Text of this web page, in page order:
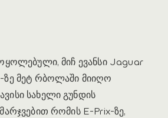
მიჩ ევანსი Jaguar
ზე მეტ რბოლაში მიიღო
სახელი გუნდის
რომის E-Prix-ზე,